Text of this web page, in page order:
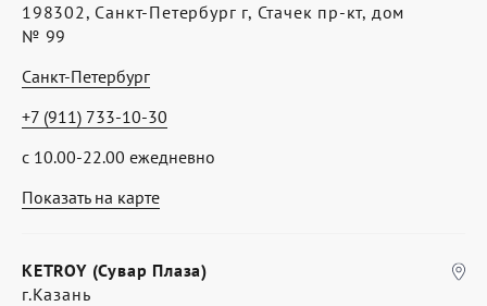
Показать на карте
198302, Санкт-Петербург г, Стачек пр-кт, дом
№ 99
Санкт-Петербург
с 10.00-22.00 ежедневно
+7 (911) 733-10-30
KETROY (Сувар Плаза)
г.Казань